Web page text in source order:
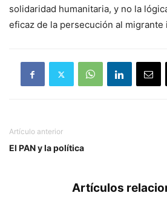
solidaridad humanitaria, y no la
eficaz de la persecución al migrante
Artículo anterior
El PAN y la política
Artículos